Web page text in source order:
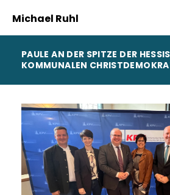
Michael Ruhl
PAULE AN DER SPITZE DER
KOMMUNALEN